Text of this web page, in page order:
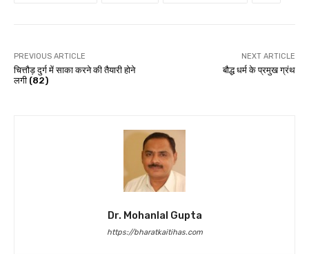
PREVIOUS ARTICLE
चित्तौड़ दुर्ग में साका करने की तैयारी होने
लगी (82)
NEXT ARTICLE
बौद्ध धर्म के प्रमुख ग्रंथ
Dr. Mohanlal Gupta
https://bharatkaitihas.com